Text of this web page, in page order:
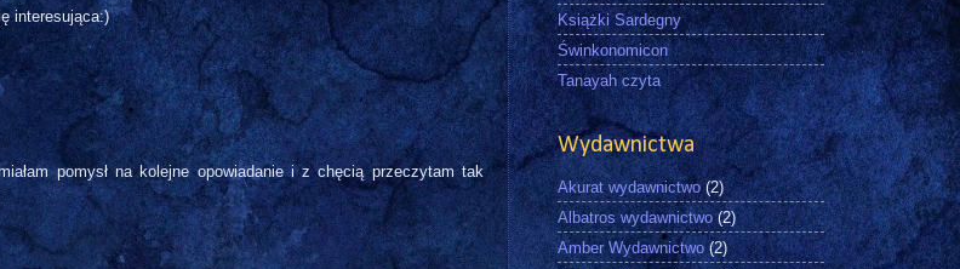
interesująca:)
pomysł na kolejne opowiadanie i z chęcią przeczytam tak
Książki Sardegny
Świnkonomicon
Tanayah czyta
Wydawnictwa
Akurat wydawnictwo (2)
Albatros wydawnictwo (2)
Amber Wydawnictwo (2)